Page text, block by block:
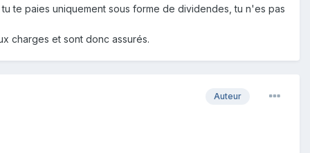
te paies uniquement sous forme de dividendes, tu n'es pas
charges et sont donc assurés.
Auteur